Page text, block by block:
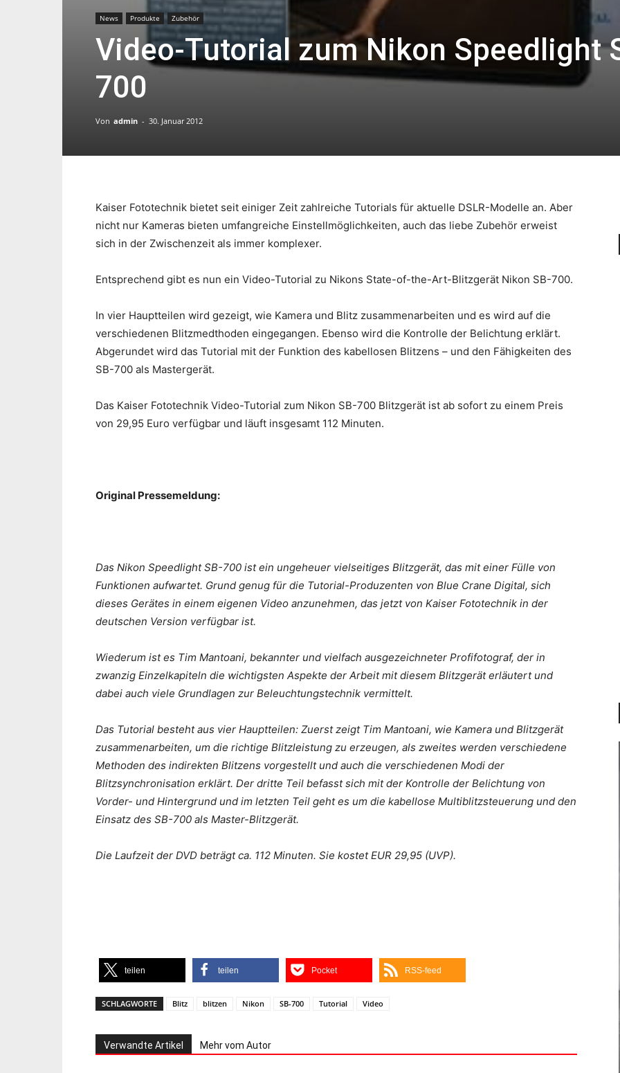
News Produkte Zubehör
Video-Tutorial zum Nikon Speedlight
700
Von admin - 30. Januar 2012
Kaiser Fototechnik bietet seit einiger Zeit zahlreiche Tutorials für aktuelle DSLR-Modelle an. Aber
nicht nur Kameras bieten umfangreiche Einstellmöglichkeiten, auch das liebe Zubehör erweist
sich in der Zwischenzeit als immer komplexer.
Entsprechend gibt es nun ein Video-Tutorial zu Nikons State-of-the-Art-Blitzgerät Nikon SB-700.
In vier Hauptteilen wird gezeigt, wie Kamera und Blitz zusammenarbeiten und es wird auf die
verschiedenen Blitzmedthoden eingegangen. Ebenso wird die Kontrolle der Belichtung erklärt.
Abgerundet wird das Tutorial mit der Funktion des kabellosen Blitzens – und den Fähigkeiten des
SB-700 als Mastergerät.
Das Kaiser Fototechnik Video-Tutorial zum Nikon SB-700 Blitzgerät ist ab sofort zu einem Preis
von 29,95 Euro verfügbar und läuft insgesamt 112 Minuten.
Original Pressemeldung:
Das Nikon Speedlight SB-700 ist ein ungeheuer vielseitiges Blitzgerät, das mit einer Fülle von
Funktionen aufwartet. Grund genug für die Tutorial-Produzenten von Blue Crane Digital, sich
dieses Gerätes in einem eigenen Video anzunehmen, das jetzt von Kaiser Fototechnik in der
deutschen Version verfügbar ist.
Wiederum ist es Tim Mantoani, bekannter und vielfach ausgezeichneter Profifotograf, der in
zwanzig Einzelkapiteln die wichtigsten Aspekte der Arbeit mit diesem Blitzgerät erläutert und
dabei auch viele Grundlagen zur Beleuchtungstechnik vermittelt.
Das Tutorial besteht aus vier Hauptteilen: Zuerst zeigt Tim Mantoani, wie Kamera und Blitzgerät
zusammenarbeiten, um die richtige Blitzleistung zu erzeugen, als zweites werden verschiedene
Methoden des indirekten Blitzens vorgestellt und auch die verschiedenen Modi der
Blitzsynchronisation erklärt. Der dritte Teil befasst sich mit der Kontrolle der Belichtung von
Vorder- und Hintergrund und im letzten Teil geht es um die kabellose Multiblitzsteuerung und den
Einsatz des SB-700 als Master-Blitzgerät.
Die Laufzeit der DVD beträgt ca. 112 Minuten. Sie kostet EUR 29,95 (UVP).
teilen teilen Pocket RSS-feed
SCHLAGWORTE Blitz blitzen Nikon SB-700 Tutorial Video
Verwandte Artikel Mehr vom Autor